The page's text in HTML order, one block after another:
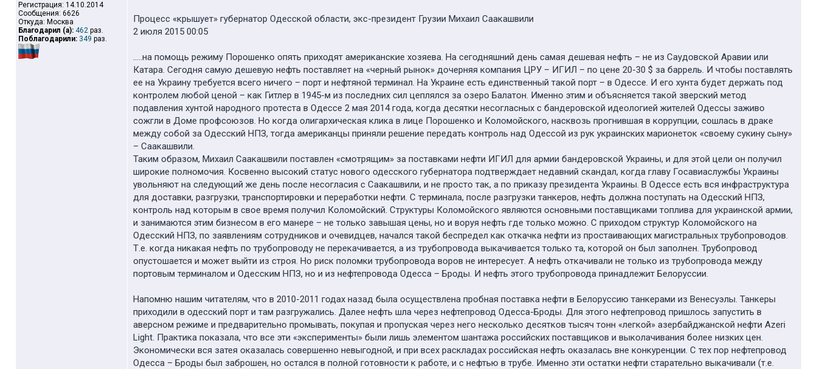
Регистрация: 14.10.2014
Сообщения: 6626
Откуда: Москва
Благодарил (а): 462 раз.
Поблагодарили: 349 раз.
Процесс «крышует» губернатор Одесской области, экс-президент Грузии Михаил Саакашвили
2 июля 2015 00:05
.....на помощь режиму Порошенко опять приходят американские хозяева. На сегодняшний день самая дешевая нефть – не из Саудовской Аравии или
Катара. Сегодня самую дешевую нефть поставляет на «черный рынок» дочерняя компания ЦРУ – ИГИЛ – по цене 20-30 $ за баррель. И чтобы поставлять
ее на Украину требуется всего ничего – порт и нефтяной терминал. На Украине есть единственный такой порт – в Одессе. И его хунта будет держать под
контролем любой ценой – как Гитлер в 1945-м из последних сил цеплялся за озеро Балатон. Именно этим и объясняется такой зверский метод
подавления хунтой народного протеста в Одессе 2 мая 2014 года, когда десятки несогласных с бандеровской идеологией жителей Одессы заживо
сожгли в Доме профсоюзов. Но когда олигархическая клика в лице Порошенко и Коломойского, насквозь прогнившая в коррупции, сошлась в драке
между собой за Одесский НПЗ, тогда американцы приняли решение передать контроль над Одессой из рук украинских марионеток «своему сукину сыну»
– Саакашвили.
Таким образом, Михаил Саакашвили поставлен «смотрящим» за поставками нефти ИГИЛ для армии бандеровской Украины, и для этой цели он получил
широкие полномочия. Косвенно высокий статус нового одесского губернатора подтверждает недавний скандал, когда главу Госавиаслужбы Украины
увольняют на следующий же день после несогласия с Саакашвили, и не просто так, а по приказу президента Украины. В Одессе есть вся инфраструктура
для доставки, разгрузки, транспортировки и переработки нефти. С терминала, после разгрузки танкеров, нефть должна поступать на Одесский НПЗ,
контроль над которым в свое время получил Коломойский. Структуры Коломойского являются основными поставщиками топлива для украинской армии,
и занимаются этим бизнесом в его манере – не только завышая цены, но и воруя нефть где только можно. С приходом структур Коломойского на
Одесский НПЗ, по заявлениям сотрудников и очевидцев, начался такой беспредел как откачка нефти из простаивающих магистральных трубопроводов.
Т.е. когда никакая нефть по трубопроводу не перекачивается, а из трубопровода выкачивается только та, которой он был заполнен. Трубопровод
опустошается и может выйти из строя. Но риск поломки трубопровода воров не интересует. А нефть откачивали не только из трубопровода между
портовым терминалом и Одесским НПЗ, но и из нефтепровода Одесса – Броды. И нефть этого трубопровода принадлежит Белоруссии.
Напомню нашим читателям, что в 2010-2011 годах назад была осуществлена пробная поставка нефти в Белоруссию танкерами из Венесуэлы. Танкеры
приходили в одесский порт и там разгружались. Далее нефть шла через нефтепровод Одесса-Броды. Для этого нефтепровод пришлось запустить в
аверсном режиме и предварительно промывать, покупая и пропуская через него несколько десятков тысяч тонн «легкой» азербайджанской нефти Azeri
Light. Практика показала, что все эти «эксперименты» были лишь элементом шантажа российских поставщиков и выколачивания более низких цен.
Экономически вся затея оказалась совершенно невыгодной, и при всех раскладах российская нефть оказалась вне конкуренции. С тех пор нефтепровод
Одесса – Броды был заброшен, но остался в полной готовности к работе, и с нефтью в трубе. Именно эти остатки нефти старательно выкачивали (т.е.